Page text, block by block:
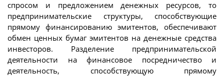
спросом и предложением денежных ресурсов, то
предпринимательские структуры, способствующие
прямому финансированию эмитентов, обеспечивают
обмен ценных бумаг эмитентов на денежные средства
инвесторов. Разделение предпринимательской
деятельности на финансовое посредничество и
деятельность, способствующую прямому